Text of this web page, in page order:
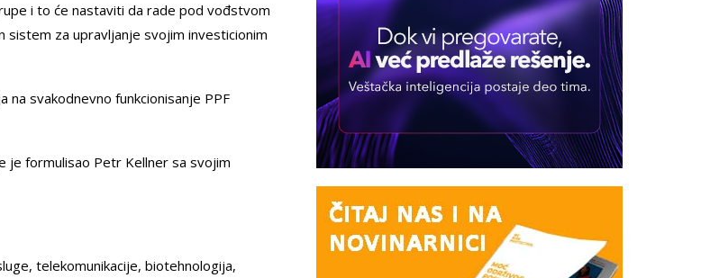
i to će nastaviti da rade pod vođstvom
sistem za upravljanje svojim investicionim
na svakodnevno funkcionisanje PPF
je formulisao Petr Kellner sa svojim
telekomunikacije, biotehnologija,